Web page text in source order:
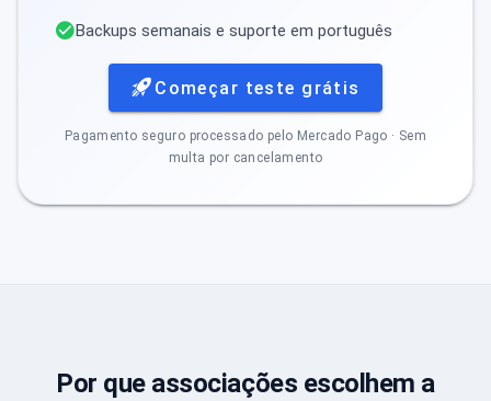
Backups semanais e suporte em português
Começar teste grátis
Pagamento seguro processado pelo Mercado Pago · Sem
multa por cancelamento
Por que associações escolhem a